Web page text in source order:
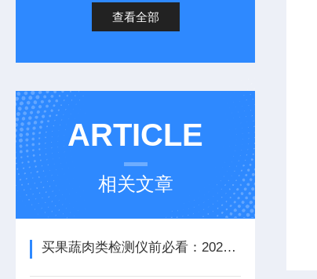
查看全部
ARTICLE
相关文章
买果蔬肉类检测仪前必看：2026国产品牌横评与挑选技巧